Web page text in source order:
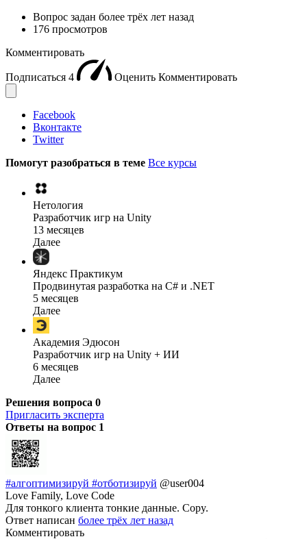
Вопрос задан более трёх лет назад
176 просмотров
Комментировать
Подписаться 4 Оценить Комментировать
Facebook
Вконтакте
Twitter
Помогут разобраться в теме Все курсы
Нетология
Разработчик игр на Unity
13 месяцев
Далее
Яндекс Практикум
Продвинутая разработка на C# и .NET
5 месяцев
Далее
Академия Эдюсон
Разработчик игр на Unity + ИИ
6 месяцев
Далее
Решения вопроса 0
Пригласить эксперта
Ответы на вопрос 1
#алгоптимизируй #отботизируй @user004
Love Family, Love Code
Для тонкого клиента тонкие данные. Copy.
Ответ написан более трёх лет назад
Комментировать